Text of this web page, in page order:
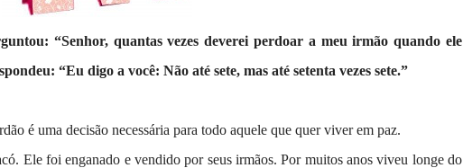
“Senhor, quantas vezes deverei perdoar a meu irmão quando ele
“Eu digo a você: Não até sete, mas até setenta vezes sete.”
é uma decisão necessária para todo aquele que quer viver em paz.
Ele foi enganado e vendido por seus irmãos. Por muitos anos viveu longe do